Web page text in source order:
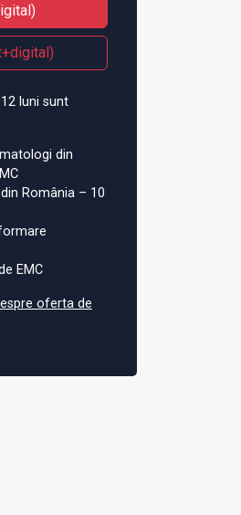
luni sunt
din
România – 10
EMC
oferta de